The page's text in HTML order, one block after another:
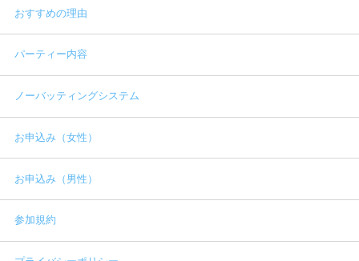
おすすめの理由
パーティー内容
ノーバッティングシステム
お申込み（女性）
お申込み（男性）
参加規約